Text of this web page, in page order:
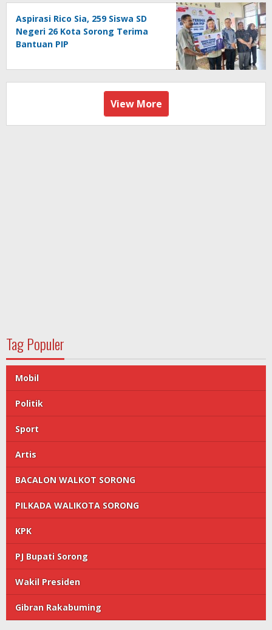
Aspirasi Rico Sia, 259 Siswa SD
Negeri 26 Kota Sorong Terima
Bantuan PIP
View More
Tag Populer
Mobil
Politik
Sport
Artis
BACALON WALKOT SORONG
PILKADA WALIKOTA SORONG
KPK
PJ Bupati Sorong
Wakil Presiden
Gibran Rakabuming